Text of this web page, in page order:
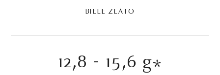
BIELE ZLATO
12,8 - 15,6 g*